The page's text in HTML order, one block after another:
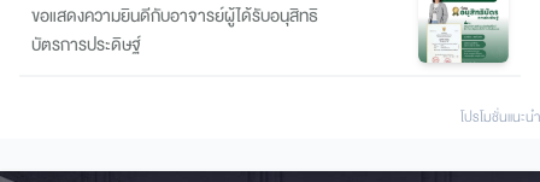
ขอแสดงความยินดีกับอาจารย์ผู้ได้รับอนุสิทธิ
บัตรการประดิษฐ์
โปรโมชั่นแนะนํา